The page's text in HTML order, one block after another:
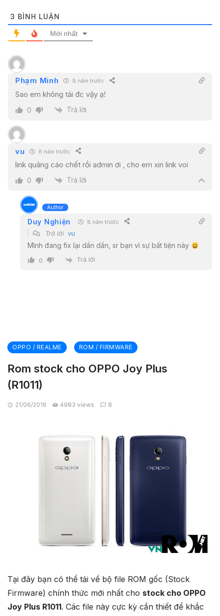
3 BÌNH LUẬN
Mới nhất
Phạm Minh 8 năm trước
Sao em không tải đc vậy ạ!
0 Trả lời
vu 8 năm trước
link quảng cáo chết rồi admin ơi , cho em xin link voi
0 Trả lời
Author
Duy Nghiện 8 năm trước
Trả lời vu
Mình đang fix lại dần dần, sr bạn vì sự bất tiện này
0 Trả lời
OPPO / REALME ROM / FIRMWARE
Rom stock cho OPPO Joy Plus
(R1011)
21/06/2016 4983 views 8
Tại đây bạn có thể tải về bộ file ROM gốc (Stock
Firmware) chính thức mới nhất cho stock cho OPPO
Joy Plus R1011. Các file này cực kỳ cần thiết để khắc